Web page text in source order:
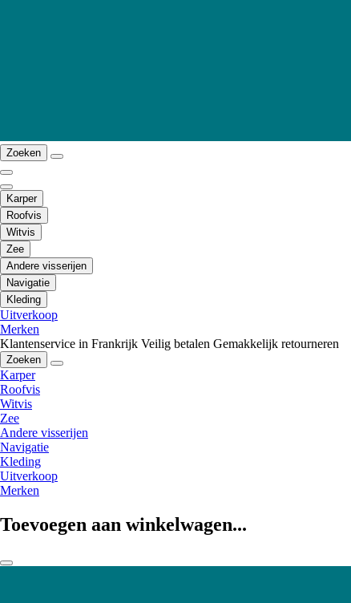
Zoeken
Karper
Roofvis
Witvis
Zee
Andere visserijen
Navigatie
Kleding
Uitverkoop
Merken
Klantenservice in Frankrijk Veilig betalen Gemakkelijk retourneren
Zoeken
Karper
Roofvis
Witvis
Zee
Andere visserijen
Navigatie
Kleding
Uitverkoop
Merken
Toevoegen aan winkelwagen...